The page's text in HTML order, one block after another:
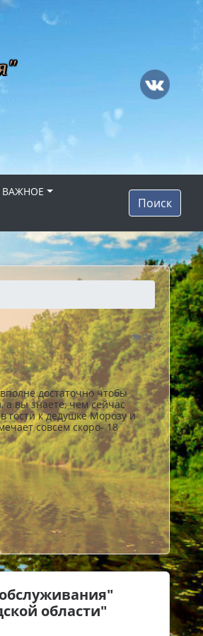
ВАЖНОЕ
Поиск
13
достаточно чтобы
а вы знаете, чем сейчас
гости к дедушке Морозу и
совсем скоро- 18
области"